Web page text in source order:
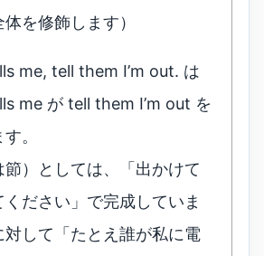
を修飾します）
me, tell them I’m out. は
me が tell them I’m out を
。
）としては、「出かけて
ださい」で完成していま
して「たとえ誰が私に電